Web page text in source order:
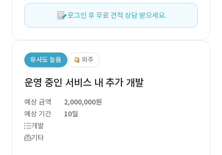
로그인 후 무료 견적 상담 받으세요.
유사도 높음 외주
운영 중인 서비스 내 추가 개발
예상 금액
2,000,000원
예상 기간
10일
개발
기타